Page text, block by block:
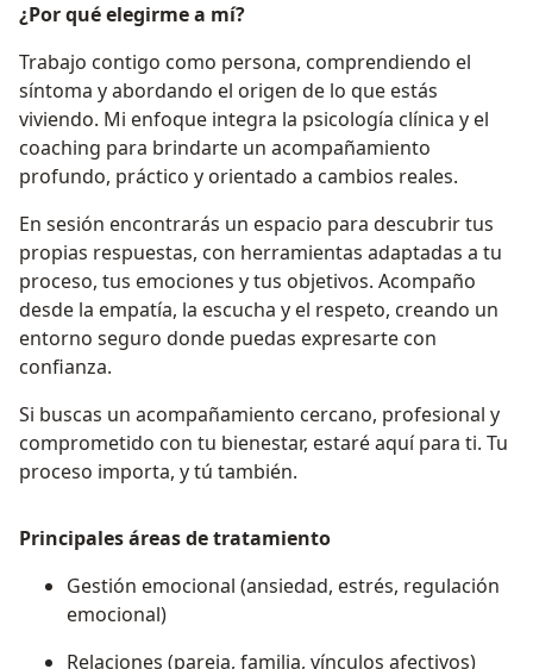
¿Por qué elegirme a mí?
Trabajo contigo como persona, comprendiendo el
síntoma y abordando el origen de lo que estás
viviendo. Mi enfoque integra la psicología clínica y el
coaching para brindarte un acompañamiento
profundo, práctico y orientado a cambios reales.
En sesión encontrarás un espacio para descubrir tus
propias respuestas, con herramientas adaptadas a tu
proceso, tus emociones y tus objetivos. Acompaño
desde la empatía, la escucha y el respeto, creando un
entorno seguro donde puedas expresarte con
confianza.
Si buscas un acompañamiento cercano, profesional y
comprometido con tu bienestar, estaré aquí para ti. Tu
proceso importa, y tú también.
Principales áreas de tratamiento
Gestión emocional (ansiedad, estrés, regulación
emocional)
Relaciones (pareja, familia, vínculos afectivos)